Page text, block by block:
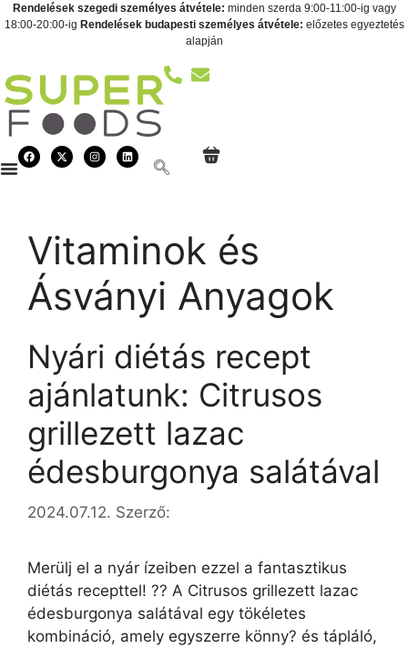
Rendelések szegedi személyes átvétele: minden szerda 9:00-11:00-ig vagy
18:00-20:00-ig Rendelések budapesti személyes átvétele: előzetes egyeztetés
alapján
Vitaminok és
Ásványi Anyagok
Nyári diétás recept
ajánlatunk: Citrusos
grillezett lazac
édesburgonya salátával
2024.07.12. Szerző:
Merülj el a nyár ízeiben ezzel a fantasztikus
diétás recepttel! ?? A Citrusos grillezett lazac
édesburgonya salátával egy tökéletes
kombináció, amely egyszerre könny? és tápláló,